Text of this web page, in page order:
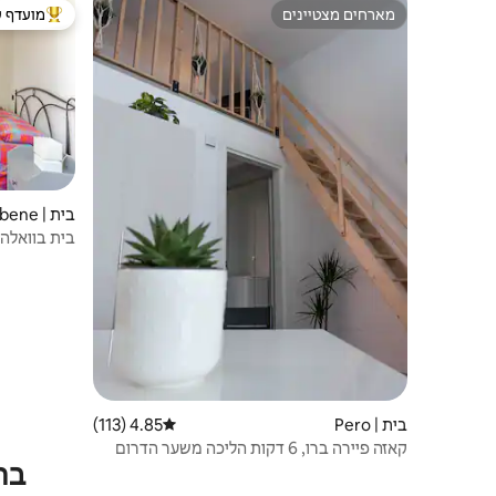
צ'ק - אין בבוקר עם ההגעה ל Via San
Carpoforo מס '4, האורחים יכולים לבקש
מהשוער של הבניין הסמוך (Via San
Carpoforo מס' 6), ששמו שירן, להתקשר
למשרתת (EMI) שתמיד זמינה בבית. הקונסיירז'
של שירן נמצא תמיד באתר בימים שני עד שישי,
בין השעות 8:30 עד 13:00. האורחים יכולים גם
ללחוץ על כפתור מס '7 באינטרקום: תמיד יש
מישהו בבית שמוכן לקבל את פניהם. המארח
מתגורר באותו בניין ומבטיח את נוכחותו וזמינותו
אין בזמנים שונים במקרה שהאורחים מגיעים
בכל שעה ביום או בלילה, מומלץ להודיע למארח
בזמן ולהסכים על מועד הגעה משוער. בכל
מקרה, המארח תמיד זמין 24 שעות ביממה ב -
Airbnb או בטלפון האישי שלו (‎+39 339 31 99
131). ביום ההגעה, האורחים תמיד ימצאו מישהו
שיקבל את פניהם. צ'ק - אאוט בדרך כלל יש
לפנות את הדירה, ביום הצ'ק - אאוט, לא אחרי
11:00 - 12:00 בצהריים. באחריות המארח
ובאחריותו להודיע לאורחים מיד על האפשרות
לעשות צ'ק - אאוט אפילו מאוחר יותר, במידת
מארחים מצטיינים
מארחים מצטיינים
בית | Pero דירוג ממוצע של 4.85 מתוך 5, 113 ביקורות
4.85 (113)
קאזה פיירה ברו, 6 דקות הליכה משער הדרום
מוביל
מועדף
בית | Valle Salimbene
בית